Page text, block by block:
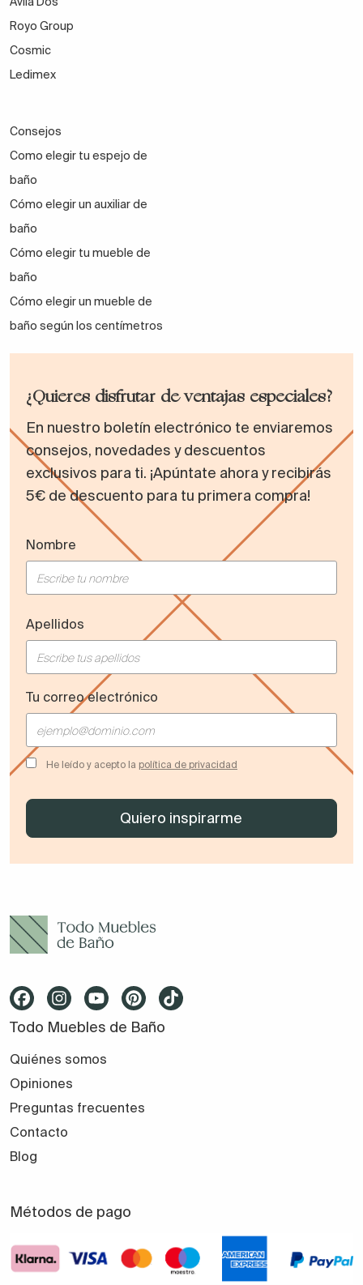
Royo Group
Cosmic
Ledimex
Consejos
Como elegir tu espejo de
baño
Cómo elegir un auxiliar de
baño
Cómo elegir tu mueble de
baño
Cómo elegir un mueble de
baño según los centímetros
¿Quieres disfrutar de ventajas especiales?
En nuestro boletín electrónico te enviaremos
consejos, novedades y descuentos
exclusivos para ti. ¡Apúntate ahora y recibirás
5€ de descuento para tu primera compra!
Nombre
Apellidos
Tu correo electrónico
He leído y acepto la política de privacidad
Todo Muebles de Baño
Quiénes somos
Opiniones
Preguntas frecuentes
Contacto
Blog
Métodos de pago